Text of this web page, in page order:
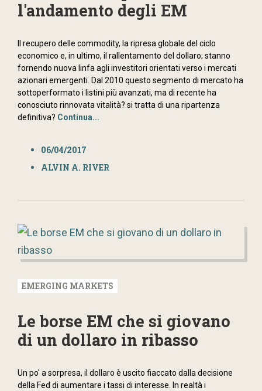
l'andamento degli EM
Il recupero delle commodity, la ripresa globale del ciclo
economico e, in ultimo, il rallentamento del dollaro; stanno
fornendo nuova linfa agli investitori orientati verso i mercati
azionari emergenti. Dal 2010 questo segmento di mercato ha
sottoperformato i listini più avanzati, ma di recente ha
conosciuto rinnovata vitalità? si tratta di una ripartenza
definitiva? Continua...
06/04/2017
ALVIN A. RIVER
EMERGING MARKETS
Le borse EM che si giovano
di un dollaro in ribasso
Un po' a sorpresa, il dollaro è uscito fiaccato dalla decisione
della Fed di aumentare i tassi di interesse. In realtà i